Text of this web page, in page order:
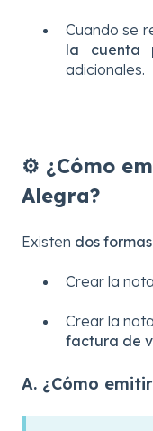
Cuando se
la cuenta
adicionales.
⚙️ ¿Cómo
Alegra?
Existen dos
Crear la nota
Crear la nota
factura de
A. ¿Cómo